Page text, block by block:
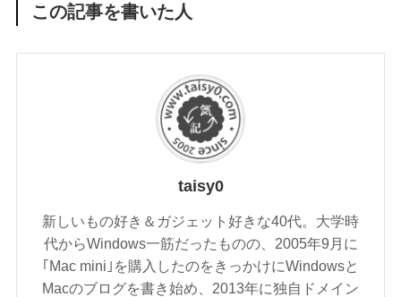
この記事を書いた人
taisy0
新しいもの好き＆ガジェット好きな40代。大学時
代からWindows一筋だったものの、2005年9月に
｢Mac mini｣を購入したのをきっかけにWindowsと
Macのブログを書き始め、2013年に独自ドメイン